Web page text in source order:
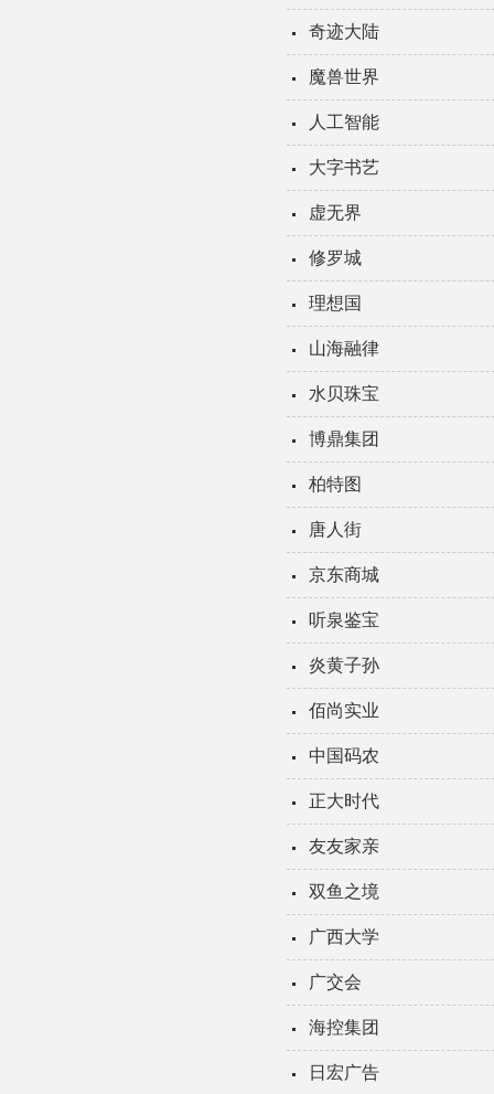
奇迹大陆
魔兽世界
人工智能
大字书艺
虚无界
修罗城
理想国
山海融律
水贝珠宝
博鼎集团
柏特图
唐人街
京东商城
听泉鉴宝
炎黄子孙
佰尚实业
中国码农
正大时代
友友家亲
双鱼之境
广西大学
广交会
海控集团
日宏广告